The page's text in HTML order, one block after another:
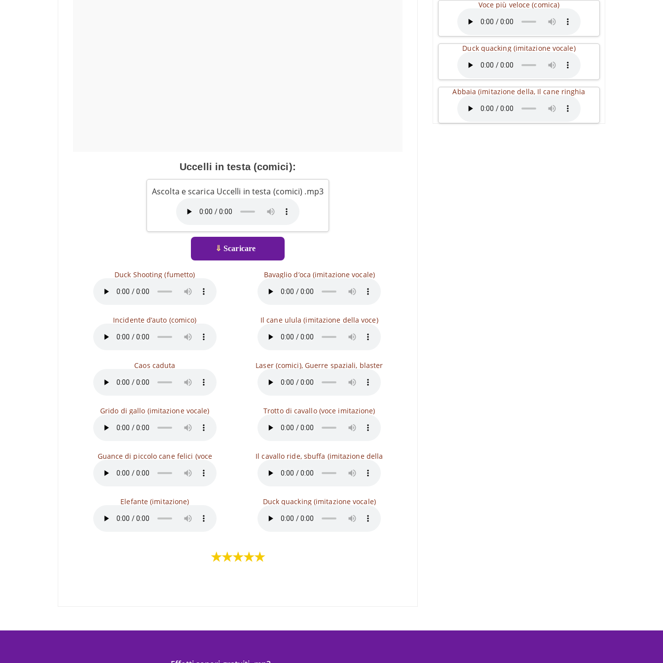
Uccelli in testa (comici):
Ascolta e scarica Uccelli in testa (comici) .mp3
⇓ Scaricare
Duck Shooting (fumetto)
Incidente d’auto (comico)
Caos caduta
Grido di gallo (imitazione vocale)
Guance di piccolo cane felici (voce
Elefante (imitazione)
Bavaglio d’oca (imitazione vocale)
Il cane ulula (imitazione della voce)
Laser (comici), Guerre spaziali, blaster
Trotto di cavallo (voce imitazione)
Il cavallo ride, sbuffa (imitazione della
Duck quacking (imitazione vocale)
★★★★★
Voce più veloce (comica)
Duck quacking (imitazione vocale)
Abbaia (imitazione della, Il cane ringhia